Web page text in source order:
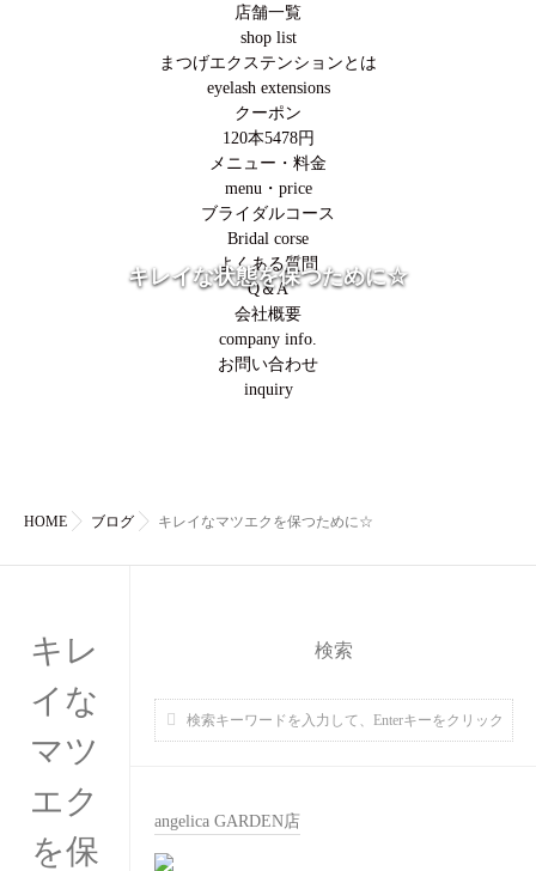
店舗一覧
shop list
まつげエクステンションとは
eyelash extensions
クーポン
120本5478円
メニュー・料金
menu・price
ブライダルコース
Bridal corse
よくある質問
Q＆A
会社概要
company info.
お問い合わせ
inquiry
キレイな状態を保つために☆
HOME ブログ キレイなマツエクを保つために☆
キレ
イな
マツ
エク
を保
検索
angelica GARDEN店